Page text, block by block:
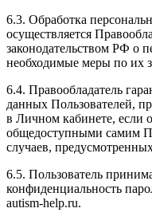
6.3. Обработка
осуществляется
законодательством РФ о
необходимые меры по их
6.4. Правообладатель
данных Пользователей,
в Личном кабинете, если
общедоступными самим
случаев,
6.5. Пользователь
конфиденциальность
autism-help.ru.